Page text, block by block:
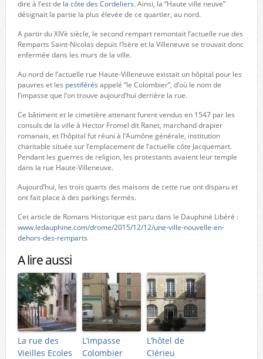
dire à l’est de la côte des Cordeliers. Ainsi, la “Haute ville neuve”
désignait la partie la plus élevée de ce quartier, au nord.
A partir du XIVè siècle, le second rempart remontait l’actuelle rue des
Remparts Saint-Nicolas depuis l’Isère et la Villeneuve se trouvait donc
enfermée dans les murs de la ville.
Au nord de l’actuelle rue Haute-Villeneuve existait un hôpital pour les
pauvres et les pestiférés appelé “le Colombier”, d’où le nom de
l’impasse que l’on trouve aujourd’hui derrière la rue.
Ce bâtiment et le cimetière attenant furent vendus en 1547 par les
consuls de la ville à Hector Fromel dit Ranet, marchand drapier
romanais, et l’hôpital fut réuni à l’Aumône générale, institution
charitable située sur l’emplacement de l’actuelle côte Jacquemart.
Pendant les guerres de religion, les protestants avaient leur temple
dans la rue Haute-Villeneuve.
Aujourd’hui, les trois quarts des maisons de cette rue ont disparu et
ont fait place à des parkings fermés.
Cet article de Romans Historique est paru dans le Dauphiné Libéré :
www.ledauphine.com/drome/2015/12/12/une-ville-nouvelle-en-
dehors-des-remparts
A lire aussi
La rue des
Vieilles Ecoles
L’impasse
Colombier
L’hôtel de
Clérieu